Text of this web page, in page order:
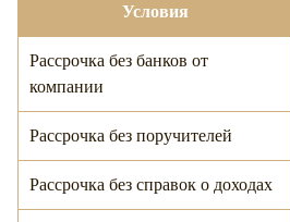
Условия
Рассрочка без банков от
компании
Рассрочка без поручителей
Рассрочка без справок о доходах